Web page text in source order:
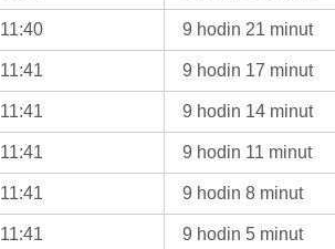
11:40 9 hodin 21 minut
11:41 9 hodin 17 minut
11:41 9 hodin 14 minut
11:41 9 hodin 11 minut
11:41 9 hodin 8 minut
11:41 9 hodin 5 minut